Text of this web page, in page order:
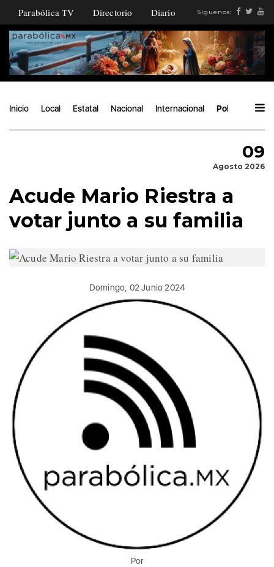
Parabólica TV Directorio Diario Síguenos:
Inicio Local Estatal Nacional Internacional Política
09
Agosto 2026
Acude Mario Riestra a
votar junto a su familia
Domingo, 02 Junio 2024
Por